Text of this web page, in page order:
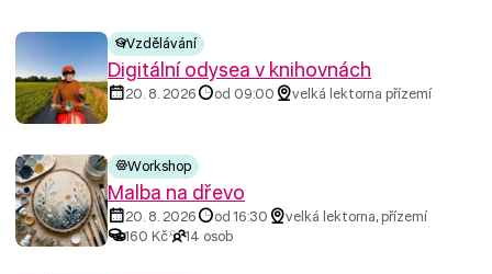
Vzdělávání
Digitální odysea v knihovnách
20. 8. 2026 od 09:00 velká lektorna přízemí
Workshop
Malba na dřevo
20. 8. 2026 od 16:30
velká lektorna, přízemí
160 Kč
14 osob